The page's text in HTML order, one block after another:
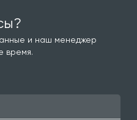
и наш менеджер
время.